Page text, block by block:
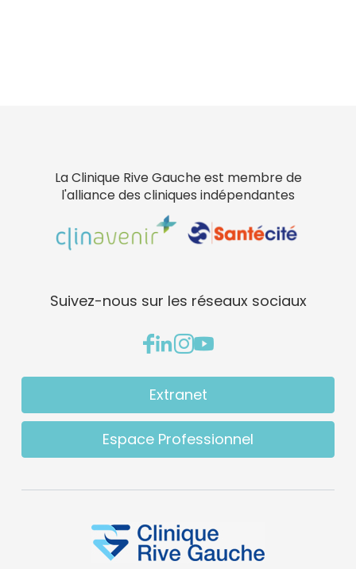
La Clinique Rive Gauche est membre de
l'alliance des cliniques indépendantes
Suivez-nous sur les réseaux sociaux
Extranet
Espace Professionnel